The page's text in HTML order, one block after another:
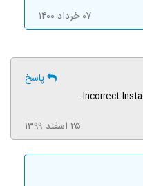
۰۷ خرداد ۱۴۰۰
پاسخ
۲۵ اسفند ۱۳۹۹